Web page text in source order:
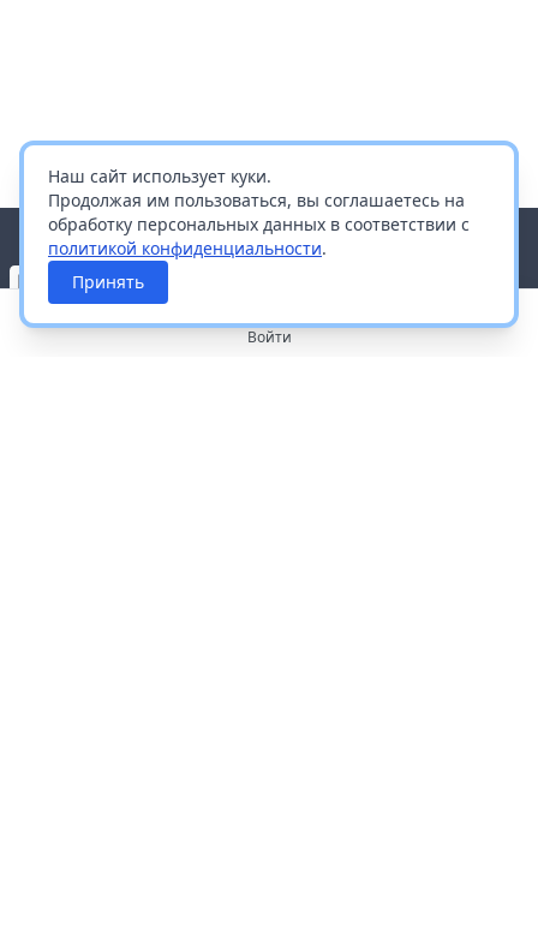
Наш сайт использует куки.
Продолжая им пользоваться, вы соглашаетесь на
обработку персональных данных в соответствии с
политикой конфиденциальности.
Принять
Войти